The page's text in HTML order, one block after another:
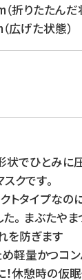
折りたたんだ
げた状態）
状でひとみに
クです。
トタイプなの
。まぶたや
を防ぎます
軽量かつコ
休憩時の仮